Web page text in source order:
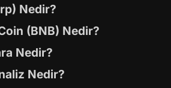
Nedir?
(BNB) Nedir?
Nedir?
Nedir?